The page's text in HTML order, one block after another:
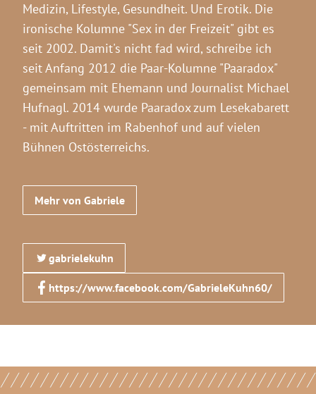
Medizin, Lifestyle, Gesundheit. Und Erotik. Die
ironische Kolumne "Sex in der Freizeit" gibt es
seit 2002. Damit's nicht fad wird, schreibe ich
seit Anfang 2012 die Paar-Kolumne "Paaradox"
gemeinsam mit Ehemann und Journalist Michael
Hufnagl. 2014 wurde Paaradox zum Lesekabarett
- mit Auftritten im Rabenhof und auf vielen
Bühnen Ostösterreichs.
Mehr von Gabriele
gabrielekuhn
https://www.facebook.com/GabrieleKuhn60/